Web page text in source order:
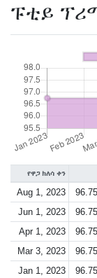
ፑቲይ
የዋጋ ክለሳ ቀን
Aug 1, 2023
Jun 1, 2023
Apr 1, 2023
Mar 3, 2023
Jan 1, 2023